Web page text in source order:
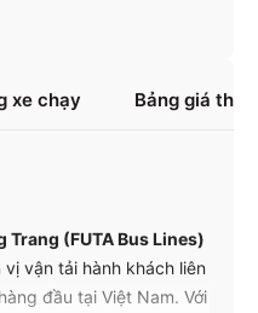
xe chạy Bảng giá
Trang (FUTA Bus Lines)
vận tải hành khách liên
đầu tại Việt Nam. Với